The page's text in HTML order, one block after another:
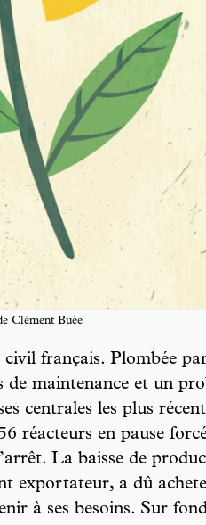
Clément Buée
français. Plombée
de maintenance et un
centrales les plus
réacteurs en pause
La baisse de
exportateur, a dû
à ses besoins. Sur